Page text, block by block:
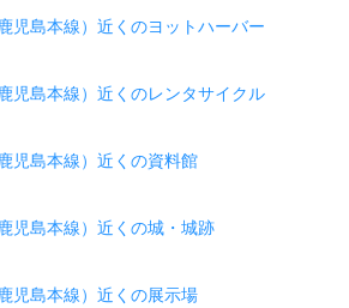
児島本線）近くのヨットハーバー
児島本線）近くのレンタサイクル
児島本線）近くの資料館
児島本線）近くの城・城跡
児島本線）近くの展示場